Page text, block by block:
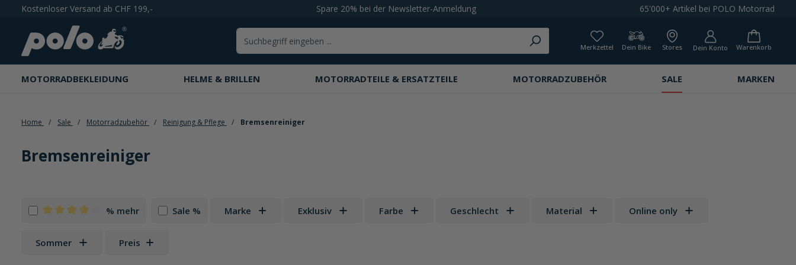
Zur Hauptnavigation springen
Kostenloser Versand ab CHF 199,- Spare 20% bei der Newsletter-Anmeldung 65'000+ Artikel bei POLO Motorrad
Merkzettel Dein Bike Stores Dein Konto Warenkorb
MOTORRADBEKLEIDUNG HELME & BRILLEN MOTORRADTEILE & ERSATZTEILE MOTORRADZUBEHÖR SALE MARKEN
Home Sale Motorradzubehör Reinigung & Pflege Bremsenreiniger
Bremsenreiniger
% mehr Sale % Marke Exklusiv Farbe Geschlecht Material Online only
Sommer Preis